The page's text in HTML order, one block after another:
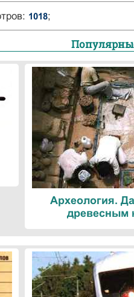
1018;
Археология.
древесным